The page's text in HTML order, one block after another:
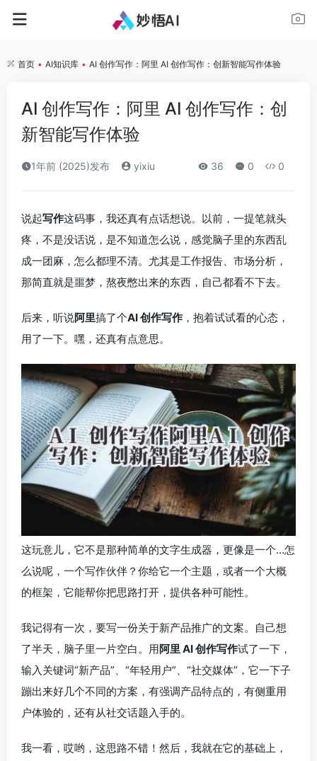
首页 • AI知识库 • AI 创作写作：阿里 AI 创作写作：创新智能写作体验
AI 创作写作：阿里 AI 创作写作：创
新智能写作体验
1年前 (2025)发布 yixiu 36 0 0
说起写作这码事，我还真有点话想说。以前，一提笔就头
疼，不是没话说，是不知道怎么说，感觉脑子里的东西乱
成一团麻，怎么都理不清。尤其是工作报告、市场分析，
那简直就是噩梦，熬夜憋出来的东西，自己都看不下去。
后来，听说阿里搞了个AI 创作写作 ，抱着试试看的心态，
用了一下。嘿，还真有点意思。
这玩意儿，它不是那种简单的文字生成器，更像是一个…怎
么说呢，一个写作伙伴？你给它一个主题，或者一个大概
的框架，它能帮你把思路打开，提供各种可能性。
我记得有一次，要写一份关于新产品推广的文案。自己想
了半天，脑子里一片空白。用阿里 AI 创作写作试了一下，
输入关键词“新产品”、“年轻用户”、“社交媒体”，它一下子
蹦出来好几个不同的方案，有强调产品特点的，有侧重用
户体验的，还有从社交话题入手的。
我一看，哎哟，这思路不错！然后，我就在它的基础上，